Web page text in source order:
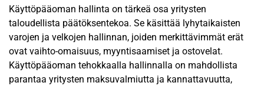
Käyttöpääoman hallinta on tärkeä osa yritysten
taloudellista päätöksentekoa. Se käsittää lyhytaikaisten
varojen ja velkojen hallinnan, joiden merkittävimmät erät
ovat vaihto-omaisuus, myyntisaamiset ja ostovelat.
Käyttöpääoman tehokkaalla hallinnalla on mahdollista
parantaa yritysten maksuvalmiutta ja kannattavuutta,